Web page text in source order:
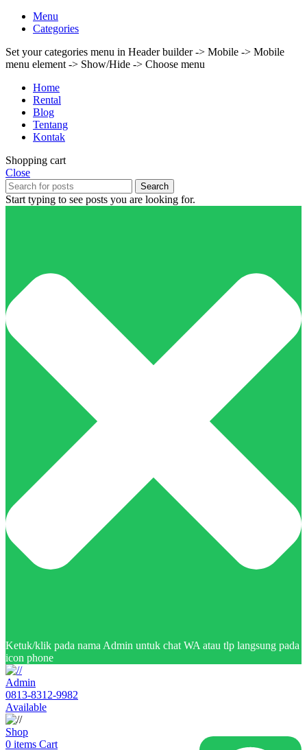
Menu
Categories
Set your categories menu in Header builder -> Mobile -> Mobile
menu element -> Show/Hide -> Choose menu
Home
Rental
Blog
Tentang
Kontak
Shopping cart
Close
Search
Start typing to see posts you are looking for.
Ketuk/klik pada nama Admin untuk chat WA atau tlp langsung pada
icon phone
Admin
0813-8312-9982
Available
Shop
0 items Cart